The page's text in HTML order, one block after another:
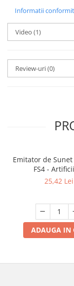
Informatii
Video (1)
Review-uri(0)
Emitator de
FS4 -
25,42 Lei
ADAUGA IN